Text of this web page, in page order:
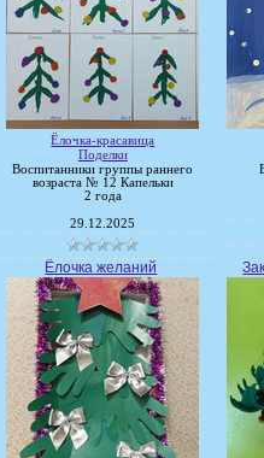
Ёлочка-красавица
Поделки
Воспитанники группы раннего
возраста № 12 Капельки
2 года
29.12.2025
Ёлочка желаний